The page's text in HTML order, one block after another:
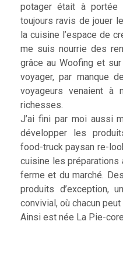
potager était à portée
toujours ravis de jouer
la cuisine l’espace de
me suis nourrie des
grâce au Woofing et
voyager, par manque
voyageurs venaient à
richesses.
J’ai fini par moi aussi
développer les
food-truck paysan re-
cuisine les préparations
ferme et du marché.
produits d’exception,
convivial, où chacun
Ainsi est née La Pie-